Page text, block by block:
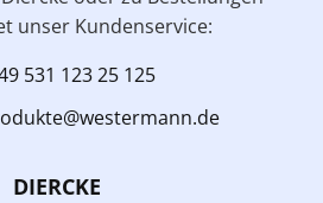
unser Kundenservice:
531 123 25 125
DIERCKE